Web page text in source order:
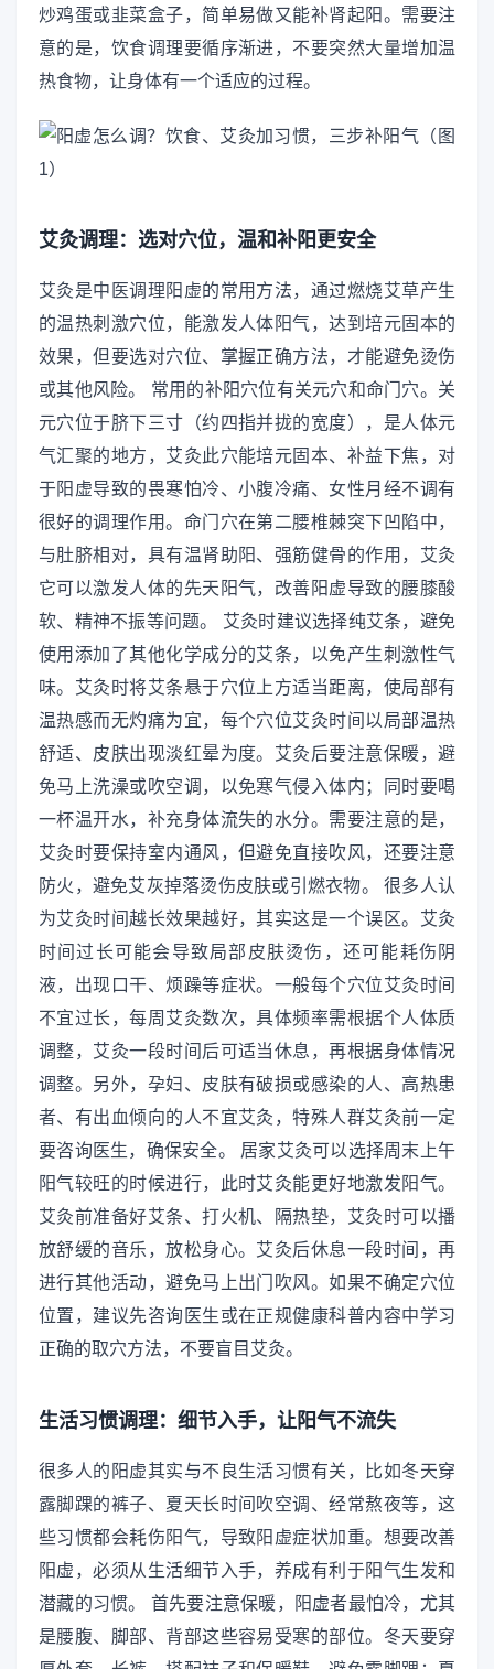
炒鸡蛋或韭菜盒子，简单易做又能补肾起阳。需要注
意的是，饮食调理要循序渐进，不要突然大量增加温
热食物，让身体有一个适应的过程。
艾灸调理：选对穴位，温和补阳更安全
艾灸是中医调理阳虚的常用方法，通过燃烧艾草产生
的温热刺激穴位，能激发人体阳气，达到培元固本的
效果，但要选对穴位、掌握正确方法，才能避免烫伤
或其他风险。 常用的补阳穴位有关元穴和命门穴。关
元穴位于脐下三寸（约四指并拢的宽度），是人体元
气汇聚的地方，艾灸此穴能培元固本、补益下焦，对
于阳虚导致的畏寒怕冷、小腹冷痛、女性月经不调有
很好的调理作用。命门穴在第二腰椎棘突下凹陷中，
与肚脐相对，具有温肾助阳、强筋健骨的作用，艾灸
它可以激发人体的先天阳气，改善阳虚导致的腰膝酸
软、精神不振等问题。 艾灸时建议选择纯艾条，避免
使用添加了其他化学成分的艾条，以免产生刺激性气
味。艾灸时将艾条悬于穴位上方适当距离，使局部有
温热感而无灼痛为宜，每个穴位艾灸时间以局部温热
舒适、皮肤出现淡红晕为度。艾灸后要注意保暖，避
免马上洗澡或吹空调，以免寒气侵入体内；同时要喝
一杯温开水，补充身体流失的水分。需要注意的是，
艾灸时要保持室内通风，但避免直接吹风，还要注意
防火，避免艾灰掉落烫伤皮肤或引燃衣物。 很多人认
为艾灸时间越长效果越好，其实这是一个误区。艾灸
时间过长可能会导致局部皮肤烫伤，还可能耗伤阴
液，出现口干、烦躁等症状。一般每个穴位艾灸时间
不宜过长，每周艾灸数次，具体频率需根据个人体质
调整，艾灸一段时间后可适当休息，再根据身体情况
调整。另外，孕妇、皮肤有破损或感染的人、高热患
者、有出血倾向的人不宜艾灸，特殊人群艾灸前一定
要咨询医生，确保安全。 居家艾灸可以选择周末上午
阳气较旺的时候进行，此时艾灸能更好地激发阳气。
艾灸前准备好艾条、打火机、隔热垫，艾灸时可以播
放舒缓的音乐，放松身心。艾灸后休息一段时间，再
进行其他活动，避免马上出门吹风。如果不确定穴位
位置，建议先咨询医生或在正规健康科普内容中学习
正确的取穴方法，不要盲目艾灸。
生活习惯调理：细节入手，让阳气不流失
很多人的阳虚其实与不良生活习惯有关，比如冬天穿
露脚踝的裤子、夏天长时间吹空调、经常熬夜等，这
些习惯都会耗伤阳气，导致阳虚症状加重。想要改善
阳虚，必须从生活细节入手，养成有利于阳气生发和
潜藏的习惯。 首先要注意保暖，阳虚者最怕冷，尤其
是腰腹、脚部、背部这些容易受寒的部位。冬天要穿